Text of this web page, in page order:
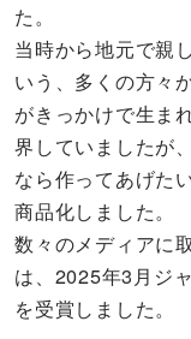
た。
当時から地元で親
いう、多くの方々
がきっかけで生ま
界していましたが
なら作ってあげた
商品化しました。
数々のメディアに
は、2025年3月ジ
を受賞しました。